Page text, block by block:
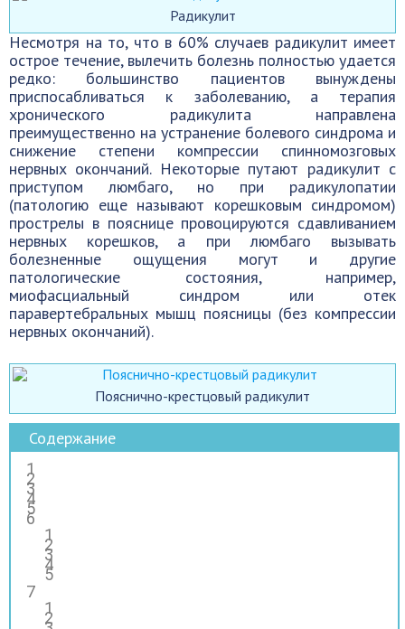
Радикулит
Несмотря на то, что в 60% случаев радикулит имеет
острое течение, вылечить болезнь полностью удается
редко: большинство пациентов вынуждены
приспосабливаться к заболеванию, а терапия
хронического радикулита направлена
преимущественно на устранение болевого синдрома и
снижение степени компрессии спинномозговых
нервных окончаний. Некоторые путают радикулит с
приступом люмбаго, но при радикулопатии
(патологию еще называют корешковым синдромом)
прострелы в пояснице провоцируются сдавливанием
нервных корешков, а при люмбаго вызывать
болезненные ощущения могут и другие
патологические состояния, например,
миофасциальный синдром или отек
паравертебральных мышц поясницы (без компрессии
нервных окончаний).
Пояснично-крестцовый радикулит
Содержание